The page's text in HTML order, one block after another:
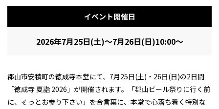
イベント開催日
2026年7月25日(土)～7月26日(日)10:00～
郡山市安積町の徳成寺本堂にて、7月25日(土)・26日(日)の2日間
「徳成寺 夏詣 2026」が開催されます。「郡山ビール祭りに行く前
に、そっとお参り下さい」を合言葉に、本堂で心落ち着く特別な